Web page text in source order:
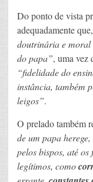
Do ponto de vista
adequadamente
doutrinária e moral
do papa”, uma vez
“fidelidade do
instância, também
leigos”.
O prelado também
de um papa
pelos bispos, até
legítimos, como